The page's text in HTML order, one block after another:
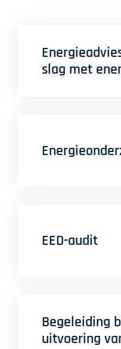
slag met
EED-audit
Begeleiding
uitvoering